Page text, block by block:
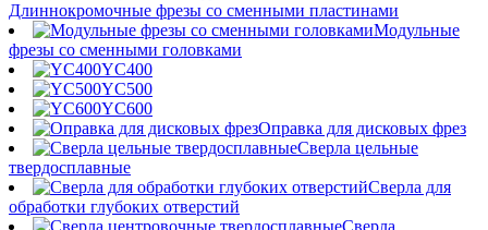
Длиннокромочные фрезы со сменными пластинами
Модульные
фрезы со сменными головками
YC400
YC500
YC600
Оправка для дисковых фрез
Сверла цельные
твердосплавные
Сверла для
обработки глубоких отверстий
Сверла